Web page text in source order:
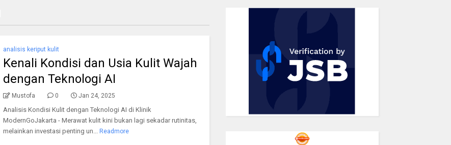
analisis keriput kulit
Kenali Kondisi dan Usia Kulit Wajah
dengan Teknologi AI
Mustofa 0 Jan 24, 2025
Analisis Kondisi Kulit dengan Teknologi AI di Klinik
ModernGoJakarta - Merawat kulit kini bukan lagi sekadar rutinitas,
melainkan investasi penting un...
Readmore